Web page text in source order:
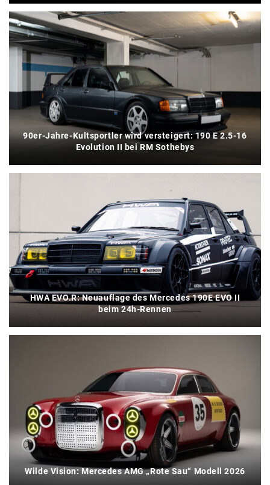
90er-Jahre-Kultsportler wird versteigert: 190 E 2.5-16
Evolution II bei RM Sothebys
HWA EVO.R: Neuauflage des Mercedes 190E EVO II
beim 24h-Rennen
Wilde Vision: Mercedes AMG „Rote Sau“ Modell 2026